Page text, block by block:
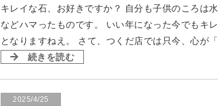
キレイな石、お好きですか？ 自分も子供のころは
などハマったものです。 いい年になった今でもキ
となりますねえ。 さて、つくだ店では只今、心が
続きを読む
2025/4/25